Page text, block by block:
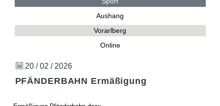
Aushang
Vorarlberg
Online
20 / 02 / 2026
PFÄNDERBAHN Ermäßigung